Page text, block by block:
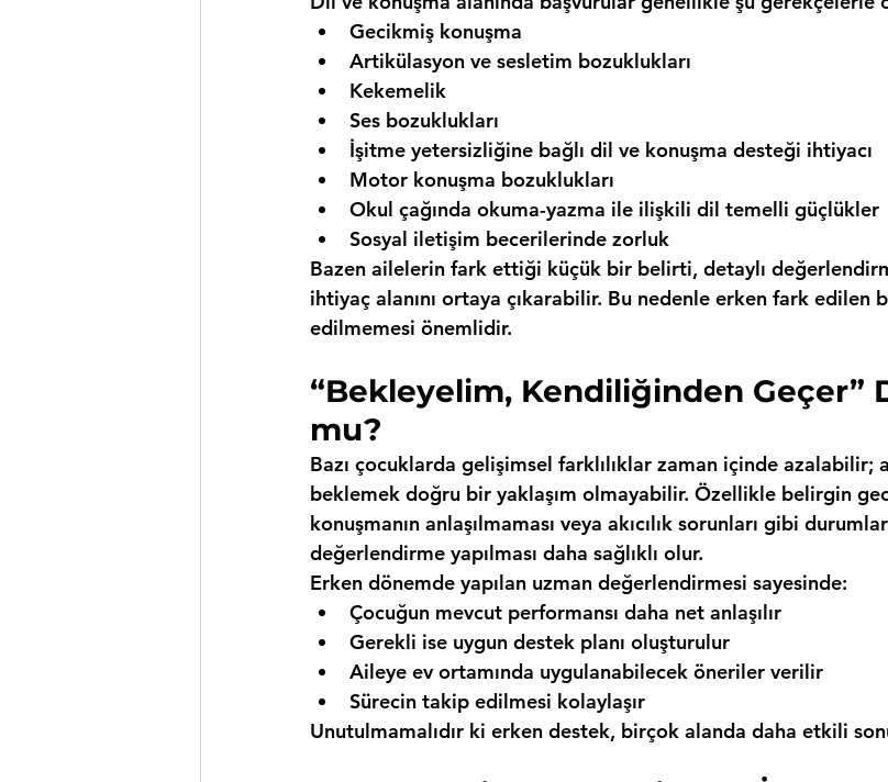
Gecikmiş konuşma
Artikülasyon ve sesletim bozuklukları
Kekemelik
Ses bozuklukları
İşitme yetersizliğine bağlı dil ve konuşma desteği ihtiyacı
Motor konuşma bozuklukları
Okul çağında okuma-yazma ile ilişkili dil temelli güçlükler
Sosyal iletişim becerilerinde zorluk
Bazen ailelerin fark ettiği küçük bir belirti, detaylı
ihtiyaç alanını ortaya çıkarabilir. Bu nedenle erken fark edilen
edilmemesi önemlidir.
“Bekleyelim, Kendiliğinden Geçer”
mu?
Bazı çocuklarda gelişimsel farklılıklar zaman içinde azalabilir;
beklemek doğru bir yaklaşım olmayabilir. Özellikle belirgin
konuşmanın anlaşılmaması veya akıcılık sorunları gibi
değerlendirme yapılması daha sağlıklı olur.
Erken dönemde yapılan uzman değerlendirmesi sayesinde:
Çocuğun mevcut performansı daha net anlaşılır
Gerekli ise uygun destek planı oluşturulur
Aileye ev ortamında uygulanabilecek öneriler verilir
Sürecin takip edilmesi kolaylaşır
Unutulmamalıdır ki erken destek, birçok alanda daha etkili